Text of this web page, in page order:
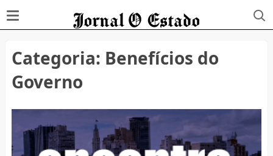
Categoria: Benefícios do
Governo